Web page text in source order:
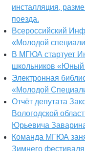
инсталляция,
поезда.
Всероссийский
«Молодой
В МГЮА стартует
школьников «Юный
Электронная
«Молодой
Отчёт депутата
Вологодской
Юрьевича
Команда МГЮА
Зимнего